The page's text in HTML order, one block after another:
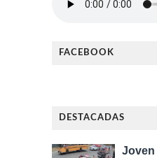
FACEBOOK
DESTACADAS
Joven